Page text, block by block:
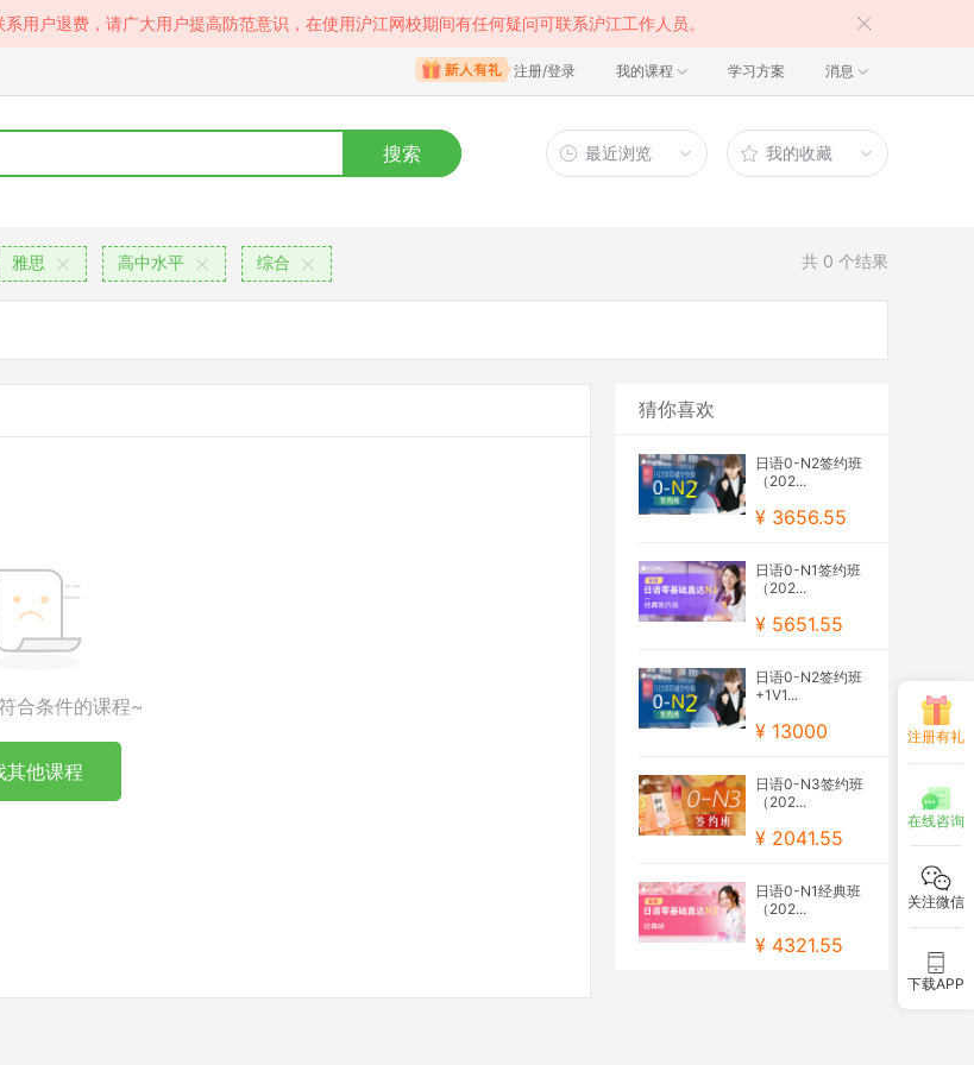
用户退费，请广大用户提高防范意识，在使用沪江网校期间有任何疑问可联系沪江工作人员。
注册/登录 我的课程 学习方案 消息
搜索 最近浏览 我的收藏
雅思 高中水平 综合 共 0 个结果
合条件的课程~
其他课程
猜你喜欢
日语0-N2签约班
（202...
¥ 3656.55
日语0-N1签约班
（202...
¥ 5651.55
日语0-N2签约班
+1V1...
¥ 13000
日语0-N3签约班
（202...
¥ 2041.55
日语0-N1经典班
（202...
¥ 4321.55
注册有礼
在线咨询
关注微信
下载APP